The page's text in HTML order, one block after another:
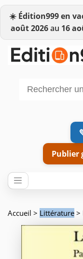
☀️ Édition999 en
août 2026au 16
Publier
Accueil > Littérature >